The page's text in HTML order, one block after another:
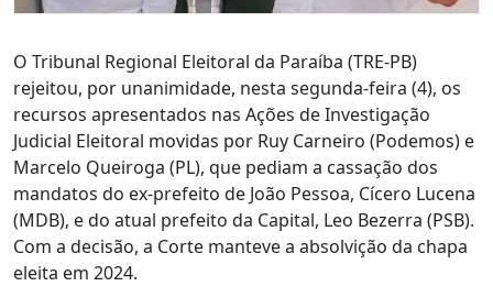
O Tribunal Regional Eleitoral da Paraíba (TRE-PB)
rejeitou, por unanimidade, nesta segunda-feira (4), os
recursos apresentados nas Ações de Investigação
Judicial Eleitoral movidas por Ruy Carneiro (Podemos) e
Marcelo Queiroga (PL), que pediam a cassação dos
mandatos do ex-prefeito de João Pessoa, Cícero Lucena
(MDB), e do atual prefeito da Capital, Leo Bezerra (PSB).
Com a decisão, a Corte manteve a absolvição da chapa
eleita em 2024.